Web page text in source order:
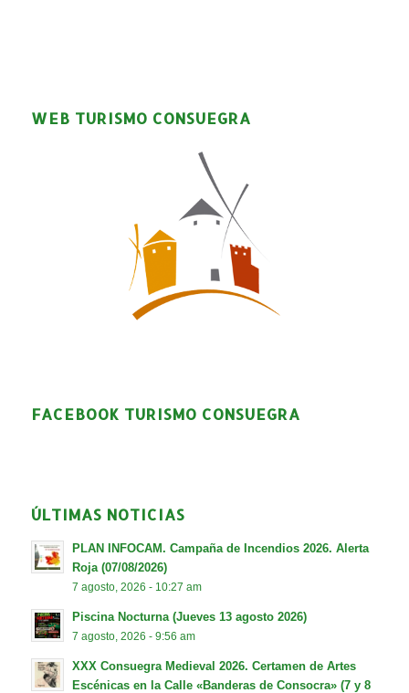
WEB TURISMO CONSUEGRA
FACEBOOK TURISMO CONSUEGRA
ÚLTIMAS NOTICIAS
PLAN INFOCAM. Campaña de Incendios 2026. Alerta
Roja (07/08/2026)
7 agosto, 2026 - 10:27 am
Piscina Nocturna (Jueves 13 agosto 2026)
7 agosto, 2026 - 9:56 am
XXX Consuegra Medieval 2026. Certamen de Artes
Escénicas en la Calle «Banderas de Consocra» (7 y 8